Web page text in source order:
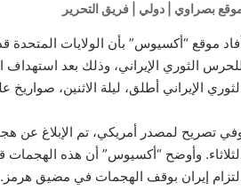
بصراوي | دولي | فريق التحرير
موقع “أكسيوس” بأن الولايات المتحدة
الثوري الإيراني، وذلك بعد
الإيراني أطلق، ليلة الاثنين،
تصريح لمصدر أمريكي، تم الإبلاغ عن
وأوضح “أكسيوس” أن هذه الهجمات
إيران بوقف الهجمات في مضيق هرمز.